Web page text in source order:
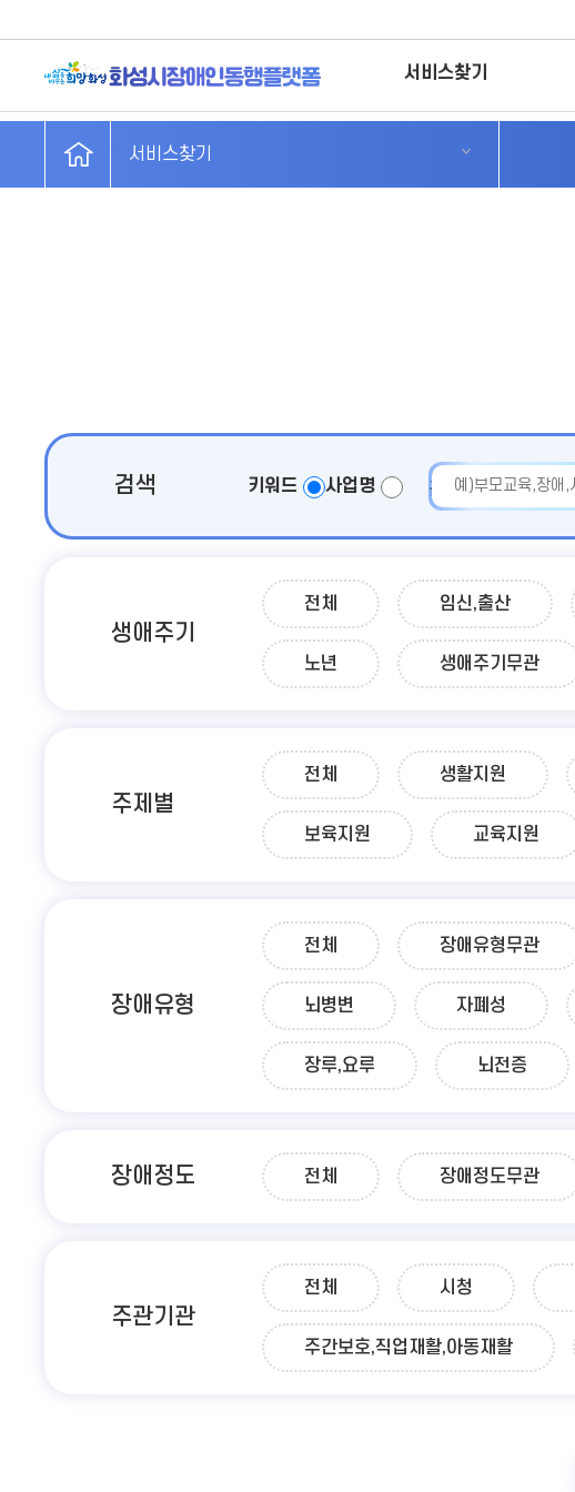
서비스찾기
서비스찾기
검색 키워드 사업명 검색어 입력
생애주기
전체 임신,출산
노년 생애주기무관
주제별
전체 생활지원
보육지원 교육지원
장애유형
전체 장애유형무관
뇌병변 자폐성
장루,요루 뇌전증
장애정도 전체 장애정도무관
주관기관
전체 시청
주간보호,직업재활,아동재활